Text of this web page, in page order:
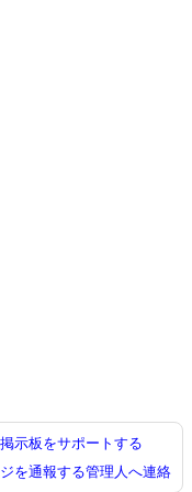
示板をサポートする
を通報する管理人へ連絡